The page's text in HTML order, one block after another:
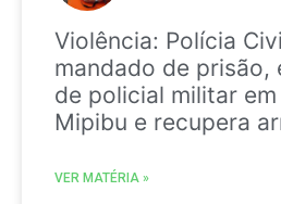
Violência: Polícia
mandado de prisão,
de policial militar
Mipibu e recupera
VER MATÉRIA »